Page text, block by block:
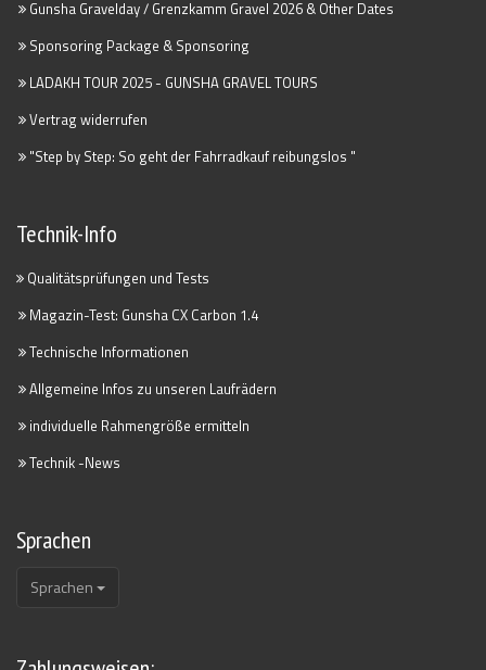
Gunsha Gravelday / Grenzkamm Gravel 2026 & Other Dates
Sponsoring Package & Sponsoring
LADAKH TOUR 2025 - GUNSHA GRAVEL TOURS
Vertrag widerrufen
"Step by Step: So geht der Fahrradkauf reibungslos "
Technik-Info
Qualitätsprüfungen und Tests
Magazin-Test: Gunsha CX Carbon 1.4
Technische Informationen
Allgemeine Infos zu unseren Laufrädern
individuelle Rahmengröße ermitteln
Technik -News
Sprachen
Sprachen